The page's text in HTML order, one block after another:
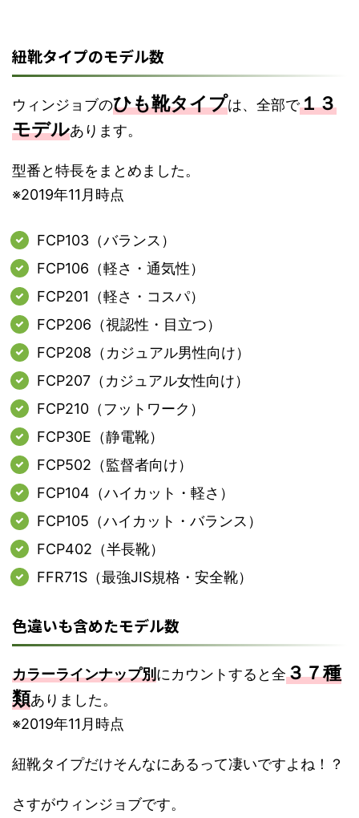
紐靴タイプのモデル数
ウィンジョブのひも靴タイプは、全部で１３
モデルあります。
型番と特長をまとめました。
※2019年11月時点
FCP103（バランス）
FCP106（軽さ・通気性）
FCP201（軽さ・コスパ）
FCP206（視認性・目立つ）
FCP208（カジュアル男性向け）
FCP207（カジュアル女性向け）
FCP210（フットワーク）
FCP30E（静電靴）
FCP502（監督者向け）
FCP104（ハイカット・軽さ）
FCP105（ハイカット・バランス）
FCP402（半長靴）
FFR71S（最強JIS規格・安全靴）
色違いも含めたモデル数
カラーラインナップ別にカウントすると全３７種
類ありました。
※2019年11月時点
紐靴タイプだけそんなにあるって凄いですよね！？
さすがウィンジョブです。